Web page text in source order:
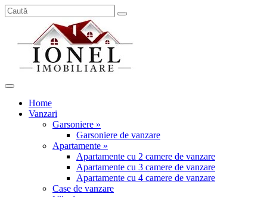
Home
Vanzari
Garsoniere »
Garsoniere de vanzare
Apartamente »
Apartamente cu 2 camere de vanzare
Apartamente cu 3 camere de vanzare
Apartamente cu 4 camere de vanzare
Case de vanzare